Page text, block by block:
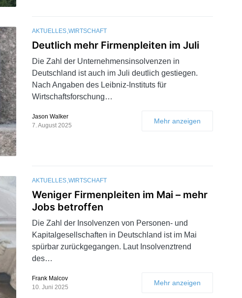
AKTUELLES WIRTSCHAFT
Deutlich mehr Firmenpleiten im Juli
Die Zahl der Unternehmensinsolvenzen in
Deutschland ist auch im Juli deutlich gestiegen.
Nach Angaben des Leibniz-Instituts für
Wirtschaftsforschung…
Jason Walker
7. August 2025
Mehr anzeigen
AKTUELLES WIRTSCHAFT
Weniger Firmenpleiten im Mai – mehr
Jobs betroffen
Die Zahl der Insolvenzen von Personen- und
Kapitalgesellschaften in Deutschland ist im Mai
spürbar zurückgegangen. Laut Insolvenztrend
des…
Frank Malcov
10. Juni 2025
Mehr anzeigen